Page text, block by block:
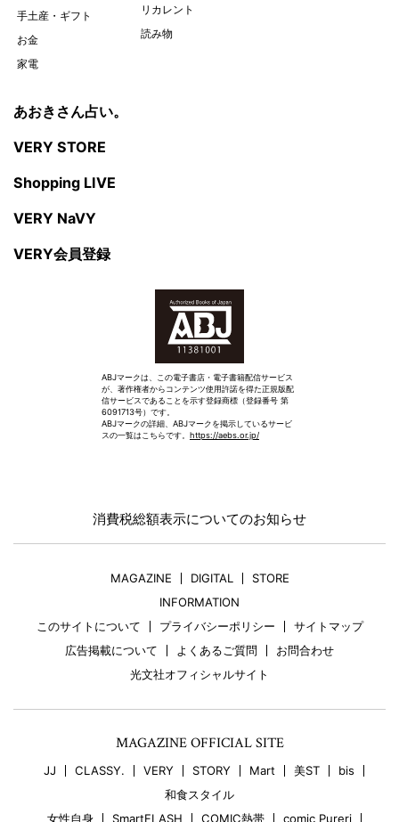
手土産・ギフト
お金
家電
リカレント
読み物
あおきさん占い。
VERY STORE
Shopping LIVE
VERY NaVY
VERY会員登録
ABJマークは、この電子書店・電子書籍配信サービス
が、著作権者からコンテンツ使用許諾を得た正規版配
信サービスであることを示す登録商標（登録番号 第
6091713号）です。
ABJマークの詳細、ABJマークを掲示しているサービ
スの一覧はこちらです。 https://aebs.or.jp/
消費税総額表示についてのお知らせ
MAGAZINE DIGITAL
STORE
INFORMATION
このサイトについて
プライバシーポリシー
サイトマップ
広告掲載について
よくあるご質問
お問合わせ
光文社オフィシャルサイト
MAGAZINE OFFICIAL SITE
JJ CLASSY. VERY STORY Mart 美ST
bis
和食スタイル
女性自身
SmartFLASH COMIC熱帯 comic Pureri